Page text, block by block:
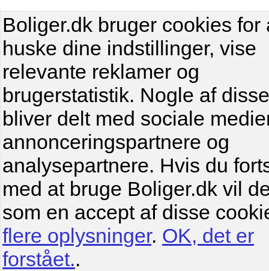
Boliger.dk bruger cookies for
huske dine indstillinger, vise
relevante reklamer og
brugerstatistik. Nogle af
bliver delt med sociale
annonceringspartnere og
analysepartnere. Hvis du
med at bruge Boliger.dk vil
som en accept af disse
flere oplysninger. OK, det er
forstået..